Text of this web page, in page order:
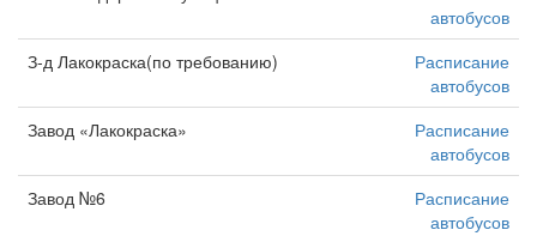
автобусов
З-д Лакокраска(по требованию)
Расписание
автобусов
Завод «Лакокраска»
Расписание
автобусов
Завод №6
Расписание
автобусов